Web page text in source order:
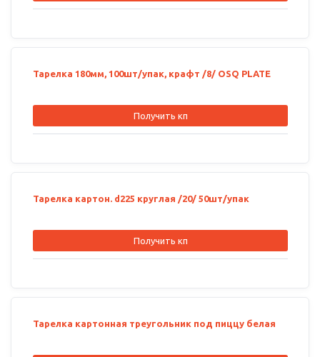
Тарелка 180мм, 100шт/упак, крафт /8/ OSQ PLATE
Получить кп
Тарелка картон. d225 круглая /20/ 50шт/упак
Получить кп
Тарелка картонная треугольник под пиццу белая